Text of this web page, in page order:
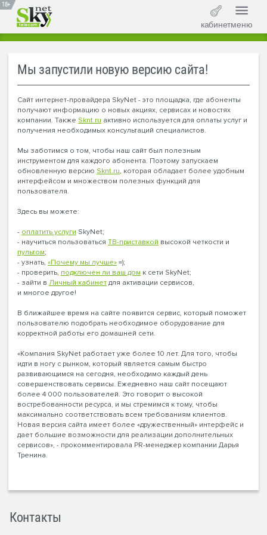
18+
кабинетменю
Мы запустили новую версию сайта!
Сайт интернет-провайдера SkyNet - это площадка, где абоненты
получают информацию о новых акциях, сервиcах и новостях
компании. Также Sknt.ru активно используется для оплаты услуг и
получения необходимых консультаций специалистов.
Мы заботимся о том, чтобы наш сайт был полезным
инструментом для каждого абонента. Поэтому запускаем
обновленную версию Sknt.ru, которая обладает более удобным
интерфейсом и множеством полезных функций для
пользователя.
Здесь вы можете:
- оплатить услуги SkyNet;
- научиться пользоваться ТВ-приставкой высокой четкости и
пультом;
- узнать, «Почему мы лучше» =);
- проверить, подключен ли ваш дом к сети SkyNet;
- зайти в Личный кабинет для активации сервисов,
и многое другое!
В ближайшее время на сайте появится сервис, который поможет
пользователю подобрать необходимое оборудование для
корректной работы его домашней сети.
«Компания SkyNet работает уже более 10 лет. Для того, чтобы
идти в ногу с рынком, который является самым быстро
развивающимся на сегодня, необходимо каждый день
совершенствовать сервисы. Ежедневно наш сайт посещают
более 4 000 пользователей. Это говорит о высокой
востребованности ресурса, и мы стремимся к тому, чтобы
максимально соответствовать всем требованиям клиентов.
Новая версия сайта имеет более «дружественный» интерфейс и
дает большие возможности для реализации дополнительных
сервисов», - прокомментировала PR-менеджер компании Дарья
Тренина.
Контакты